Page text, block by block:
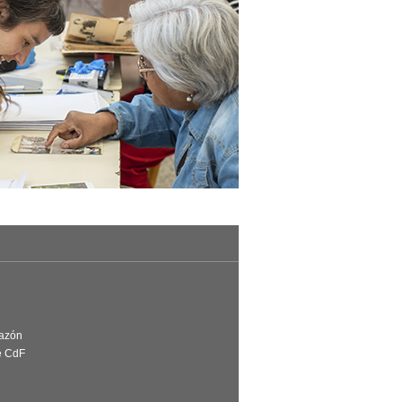
CdF